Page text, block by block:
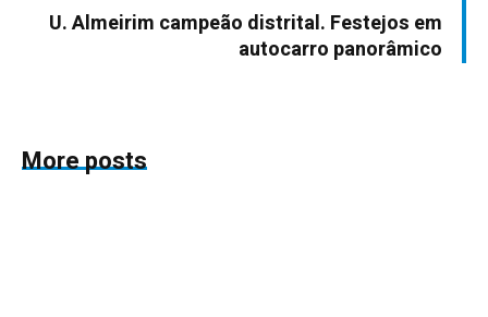
U. Almeirim campeão distrital. Festejos em
autocarro panorâmico
More posts